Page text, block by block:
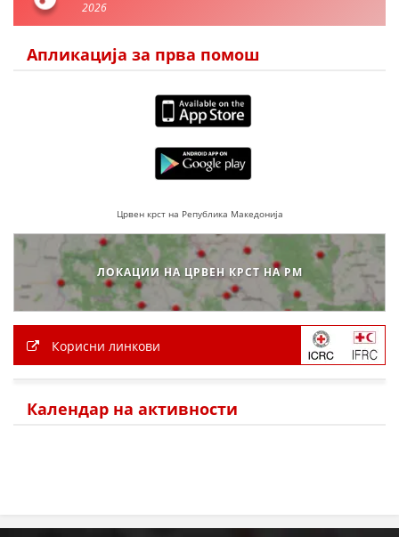
ЗНАЧЕЊЕ НА СЛУЖБАТА ЗА БАРАЊЕ
ПРВА ПОМОШ
ИНФОРМАЦИИ ЗА БОЛЕСТИ
УСЛУГИ
ЗА НАС
БРОШУРИ
2026
Апликација за прва помош
Црвен крст на Република Македонија
ЛОКАЦИИ НА ЦРВЕН КРСТ НА РМ
Корисни линкови
Календар на активности